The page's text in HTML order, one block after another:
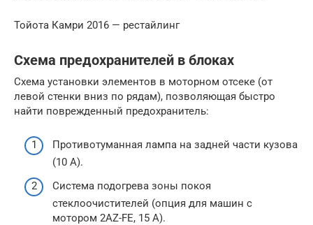
Тойота Камри 2016 — рестайлинг
Схема предохранителей в блоках
Схема установки элементов в моторном отсеке (от
левой стенки вниз по рядам), позволяющая быстро
найти поврежденный предохранитель:
Противотуманная лампа на задней части кузова
(10 А).
Система подогрева зоны покоя
стеклоочистителей (опция для машин с
мотором 2AZ-FE, 15 А).